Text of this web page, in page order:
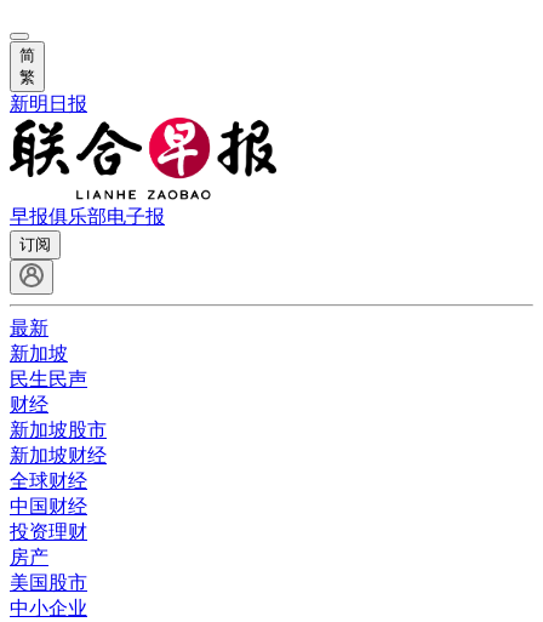
简
繁
新明日报
早报俱乐部电子报
订阅
最新
新加坡
民生民声
财经
新加坡股市
新加坡财经
全球财经
中国财经
投资理财
房产
美国股市
中小企业